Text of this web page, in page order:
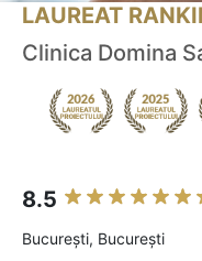
LAUREAT
Clinica Domina
8.5
Bucureşti, București